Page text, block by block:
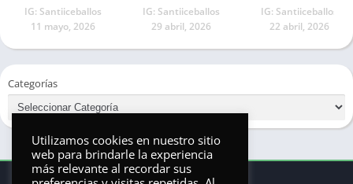
IG: Santiiceballos
11 mayo, 2026
IG: Santiiceballos
29 abril, 2026
IG: Santiiceballos
22 abril, 2026
Categorías
Utilizamos cookies en nuestro sitio
web para brindarle la experiencia
más relevante al recordar sus